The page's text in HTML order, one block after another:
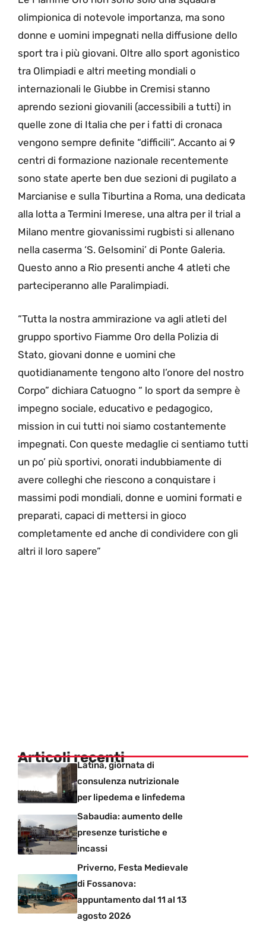
olimpionica di notevole importanza, ma sono
donne e uomini impegnati nella diffusione dello
sport tra i più giovani. Oltre allo sport agonistico
tra Olimpiadi e altri meeting mondiali o
internazionali le Giubbe in Cremisi stanno
aprendo sezioni giovanili (accessibili a tutti) in
quelle zone di Italia che per i fatti di cronaca
vengono sempre definite “difficili”. Accanto ai 9
centri di formazione nazionale recentemente
sono state aperte ben due sezioni di pugilato a
Marcianise e sulla Tiburtina a Roma, una dedicata
alla lotta a Termini Imerese, una altra per il trial a
Milano mentre giovanissimi rugbisti si allenano
nella caserma ‘S. Gelsomini’ di Ponte Galeria.
Questo anno a Rio presenti anche 4 atleti che
parteciperanno alle Paralimpiadi.
“Tutta la nostra ammirazione va agli atleti del
gruppo sportivo Fiamme Oro della Polizia di
Stato, giovani donne e uomini che
quotidianamente tengono alto l’onore del nostro
Corpo” dichiara Catuogno “ lo sport da sempre è
impegno sociale, educativo e pedagogico,
mission in cui tutti noi siamo costantemente
impegnati. Con queste medaglie ci sentiamo tutti
un po’ più sportivi, onorati indubbiamente di
avere colleghi che riescono a conquistare i
massimi podi mondiali, donne e uomini formati e
preparati, capaci di mettersi in gioco
completamente ed anche di condividere con gli
altri il loro sapere”
Articoli recenti
Latina, giornata di
consulenza nutrizionale
per lipedema e linfedema
Sabaudia: aumento delle
presenze turistiche e
incassi
Priverno, Festa Medievale
di Fossanova:
appuntamento dal 11 al 13
agosto 2026